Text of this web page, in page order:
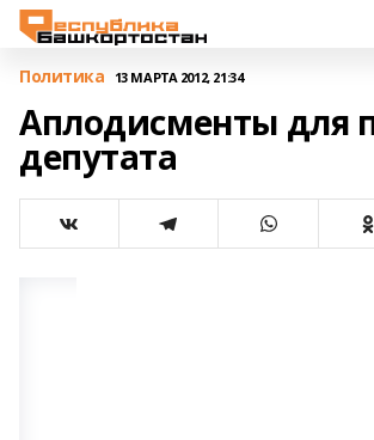
Политика 13 МАРТА 2012, 21:34
Аплодисменты для
депутата